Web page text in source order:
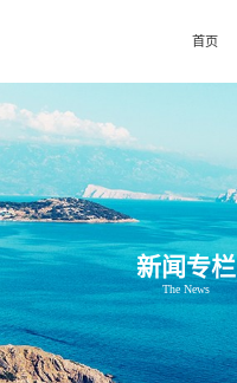
首页
新闻专栏
The News